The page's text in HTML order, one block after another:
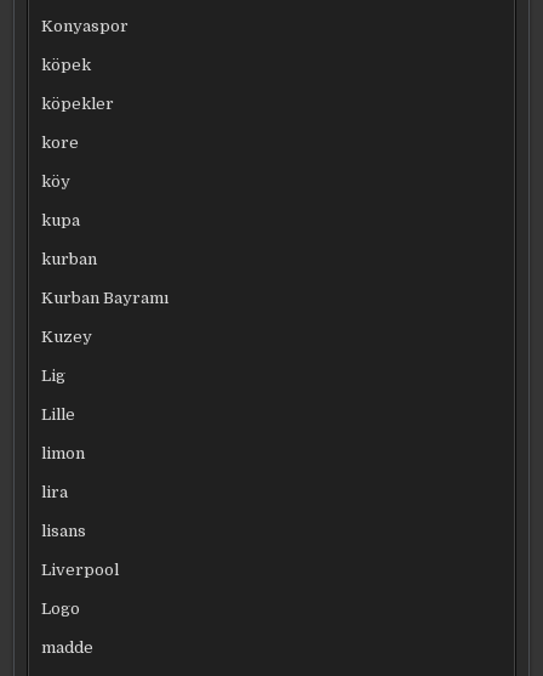
Konyaspor
köpek
köpekler
kore
köy
kupa
kurban
Kurban Bayramı
Kuzey
Lig
Lille
limon
lira
lisans
Liverpool
Logo
madde